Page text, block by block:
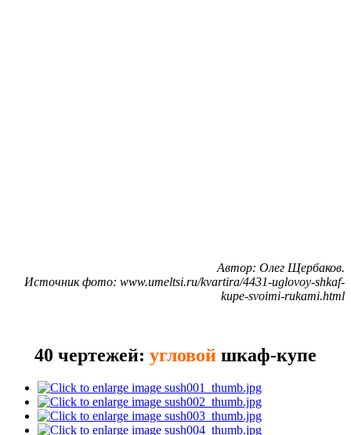
Автор: Олег Щербаков.
Источник фото: www.umeltsi.ru/kvartira/4431-uglovoy-shkaf-
kupe-svoimi-rukami.html
40 чертежей: угловой шкаф-купе